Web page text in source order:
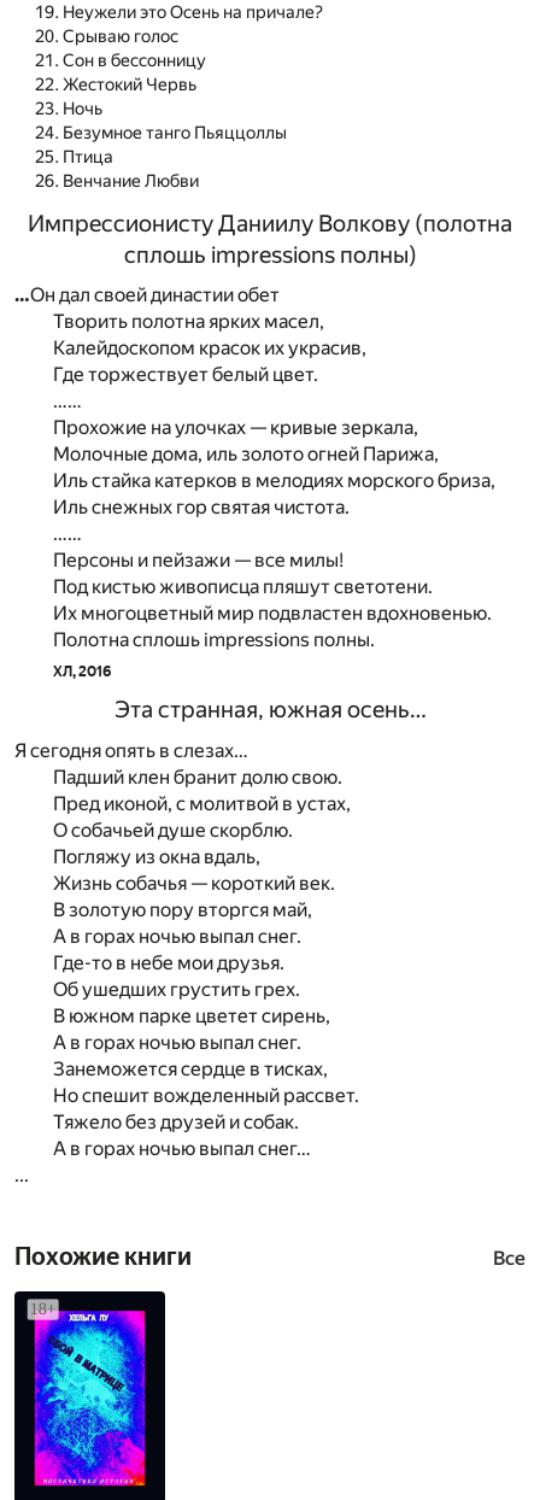
Неужели это Осень на причале?
Срываю голос
Сон в бессонницу
Жестокий Червь
Ночь
Безумное танго Пьяццоллы
Птица
Венчание Любви
Импрессионисту Даниилу Волкову (полотна
сплошь impressions полны)
…Он дал своей династии обет
Творить полотна ярких масел,
Калейдоскопом красок их украсив,
Где торжествует белый цвет.
……
Прохожие на улочках — кривые зеркала,
Молочные дома, иль золото огней Парижа,
Иль стайка катерков в мелодиях морского бриза,
Иль снежных гор святая чистота.
……
Персоны и пейзажи — все милы!
Под кистью живописца пляшут светотени.
Их многоцветный мир подвластен вдохновенью.
Полотна сплошь impressions полны.
ХЛ, 2016
Эта странная, южная осень…
Я сегодня опять в слезах…
Падший клен бранит долю свою.
Пред иконой, с молитвой в устах,
О собачьей душе скорблю.
Погляжу из окна вдаль,
Жизнь собачья — короткий век.
В золотую пору вторгся май,
А в горах ночью выпал снег.
Где-то в небе мои друзья.
Об ушедших грустить грех.
В южном парке цветет сирень,
А в горах ночью выпал снег.
Занеможется сердце в тисках,
Но спешит вожделенный рассвет.
Тяжело без друзей и собак.
А в горах ночью выпал снег…
...
Похожие книги Все